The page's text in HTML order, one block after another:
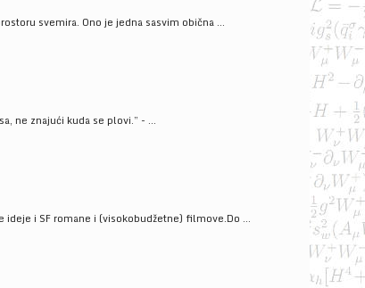
svemira. Ono je jedna sasvim obična ...
ne znajući kuda se plovi.” - ...
i SF romane i (visokobudžetne) filmove.Do ...